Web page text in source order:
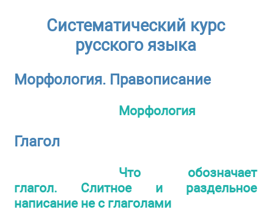
Систематический курс
русского языка
Морфология. Правописание
Морфология
Глагол
Что обозначает
глагол. Слитное и раздельное
написание не с глаголами